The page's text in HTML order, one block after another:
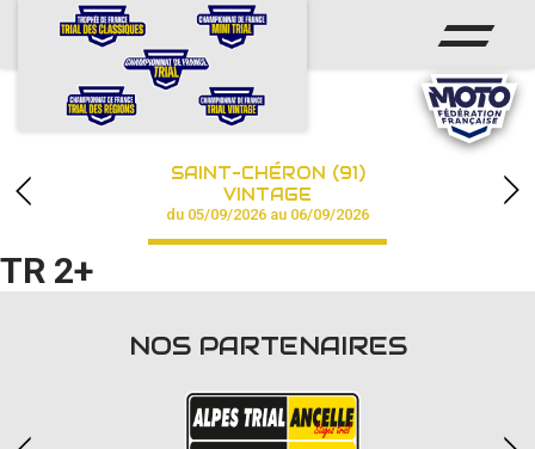
ACCUEIL
CALENDRIER
CHAMPIONNAT
RÉSULTATS
PHOTOS / VIDÉOS
PARTENAIRES
SAINT-CHÉRON (91)
VINTAGE
du 05/09/2026 au 06/09/2026
TR 2+
NOS PARTENAIRES